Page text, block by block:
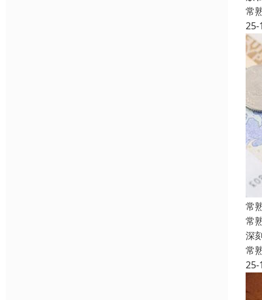
常
25-
常
常
深
常
25-